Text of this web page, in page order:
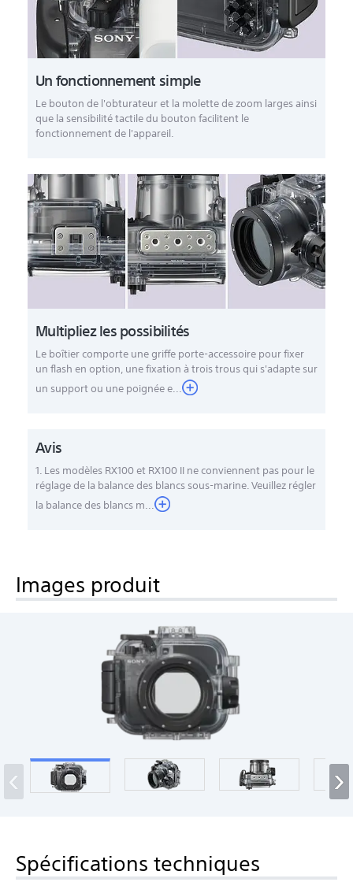
Un fonctionnement simple
Le bouton de l'obturateur et la molette de zoom larges ainsi
que la sensibilité tactile du bouton facilitent le
fonctionnement de l'appareil.
Multipliez les possibilités
Le boîtier comporte une griffe porte-accessoire pour fixer
un flash en option, une fixation à trois trous qui s'adapte sur
un support ou une poignée e...
Avis
1. Les modèles RX100 et RX100 II ne conviennent pas pour le
réglage de la balance des blancs sous-marine. Veuillez régler
la balance des blancs m...
Images produit
‹ ›
Spécifications techniques